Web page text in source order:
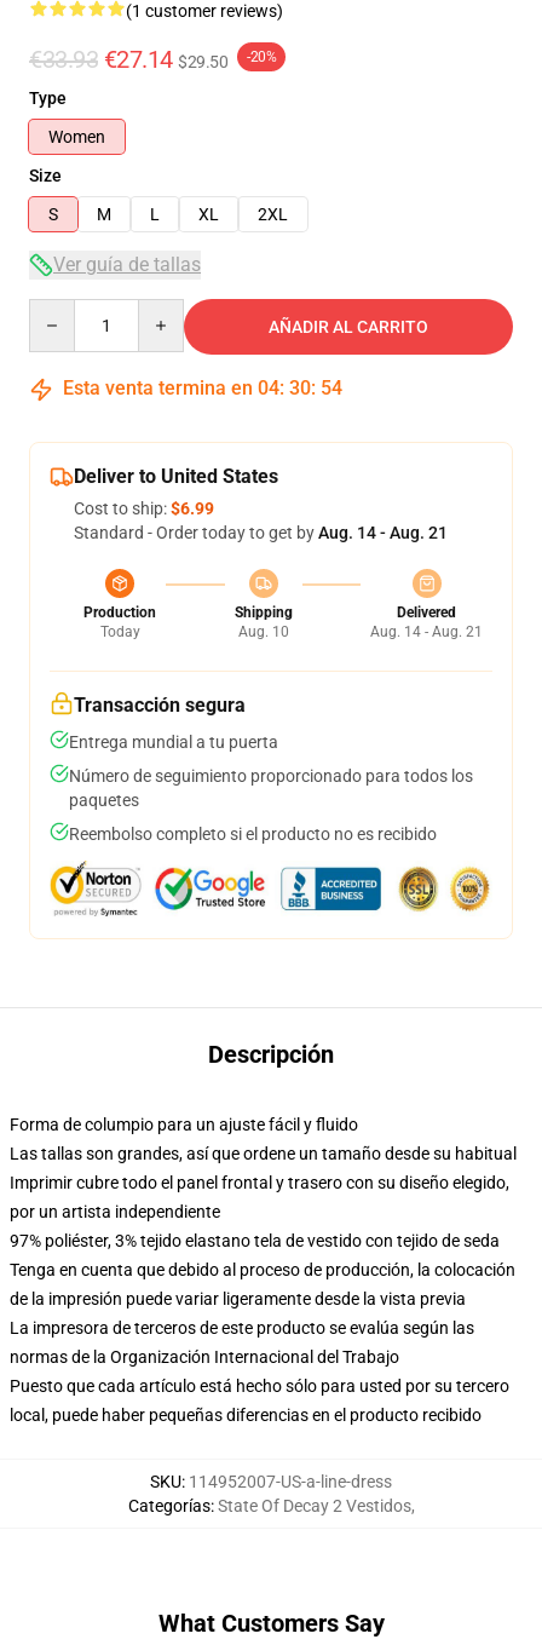
(1 customer reviews)
€33.93 €27.14 $29.50 -20%
Type
Women
Size
S
M L XL 2XL
Ver guía de tallas
AÑADIR AL CARRITO
Esta venta termina en 04: 30: 54
Deliver to United States
Cost to ship:$6.99
Standard - Order today to get byAug. 14 - Aug. 21
Production
Today
Shipping
Aug. 10
Delivered
Aug. 14 - Aug. 21
Transacción segura
Entrega mundial a tu puerta
Número de seguimiento proporcionado para todos los
paquetes
Reembolso completo si el producto no es recibido
Descripción
Forma de columpio para un ajuste fácil y fluido
Las tallas son grandes, así que ordene un tamaño desde su habitual
Imprimir cubre todo el panel frontal y trasero con su diseño elegido,
por un artista independiente
97% poliéster, 3% tejido elastano tela de vestido con tejido de seda
Tenga en cuenta que debido al proceso de producción, la colocación
de la impresión puede variar ligeramente desde la vista previa
La impresora de terceros de este producto se evalúa según las
normas de la Organización Internacional del Trabajo
Puesto que cada artículo está hecho sólo para usted por su tercero
local, puede haber pequeñas diferencias en el producto recibido
SKU: 114952007-US-a-line-dress
Categorías:State Of Decay 2 Vestidos,
What Customers Say